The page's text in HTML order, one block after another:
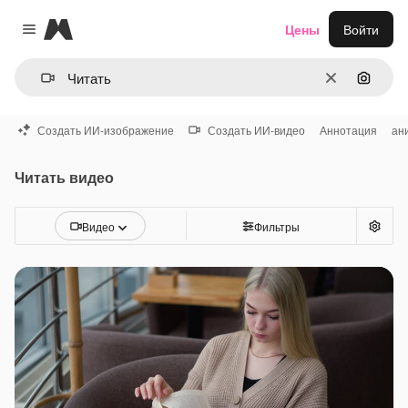
Close menu
Magnific
ОчиститьПоиск
Цены Войти
Создать ИИ-изображение Создать ИИ-видео Аннотация
Читать видео
Видео Фильтры